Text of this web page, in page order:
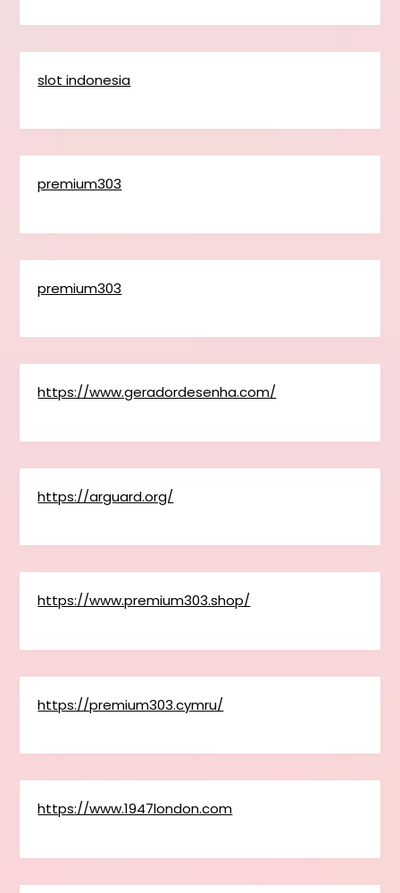
slot indonesia
premium303
premium303
https://www.geradordesenha.com/
https://arguard.org/
https://www.premium303.shop/
https://premium303.cymru/
https://www.1947london.com